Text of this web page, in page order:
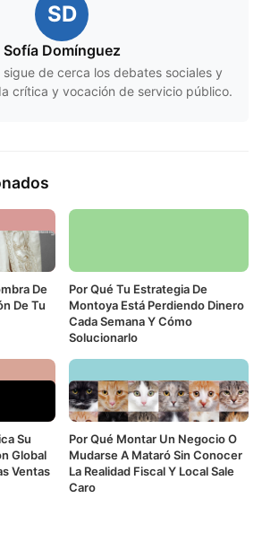
SD
Sofía Domínguez
sigue de cerca los debates sociales y
crítica y vocación de servicio público.
De
De Tu
Por Qué Tu Estrategia De
Montoya Está Perdiendo Dinero
Cada Semana Y Cómo
Solucionarlo
Su
Global
Ventas
Por Qué Montar Un Negocio O
Mudarse A Mataró Sin Conocer
La Realidad Fiscal Y Local Sale
Caro